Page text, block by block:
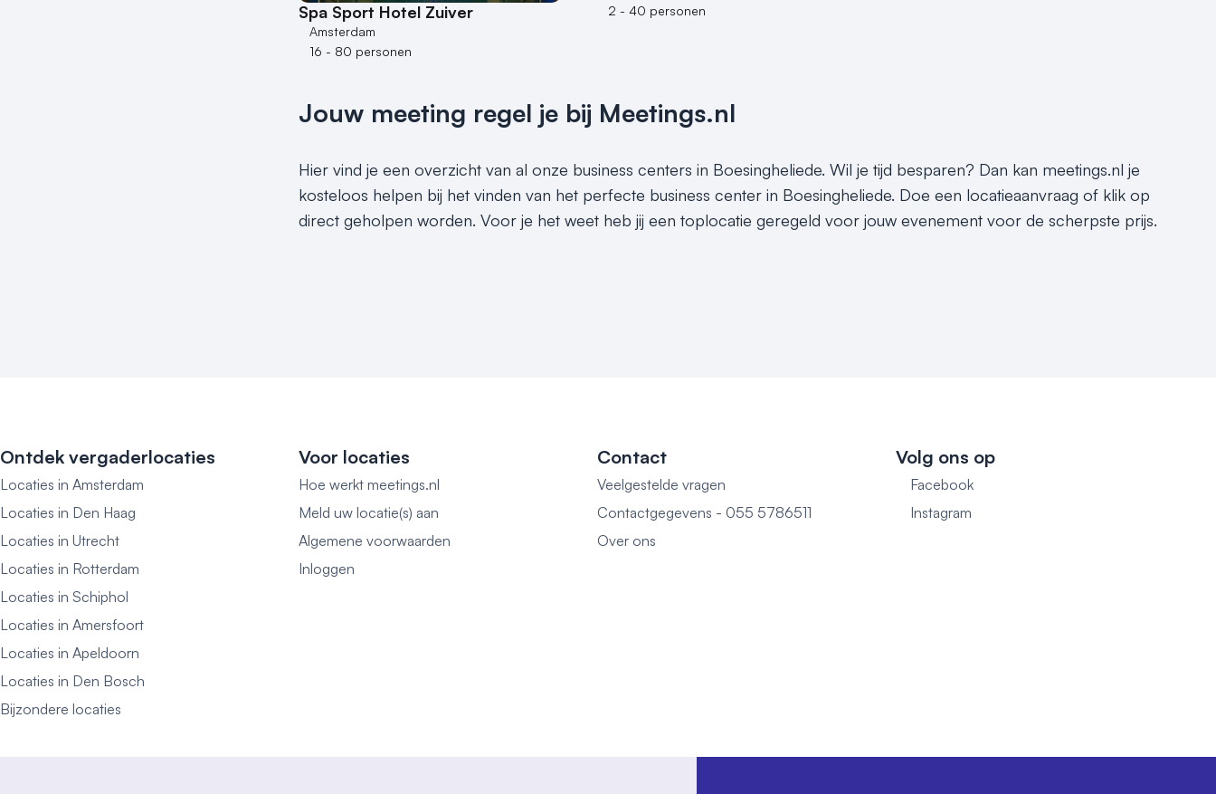
Spa Sport Hotel Zuiver
Amsterdam
16 - 80 personen
2 - 40 personen
Jouw meeting regel je bij Meetings.nl
Hier vind je een overzicht van al onze business centers in Boesingheliede. Wil je tijd besparen? Dan kan meetings.nl je
kosteloos helpen bij het vinden van het perfecte business center in Boesingheliede. Doe een locatieaanvraag of klik op
direct geholpen worden. Voor je het weet heb jij een toplocatie geregeld voor jouw evenement voor de scherpste prijs.
Ontdek vergaderlocaties
Locaties in Amsterdam
Locaties in Den Haag
Locaties in Utrecht
Locaties in Rotterdam
Locaties in Schiphol
Locaties in Amersfoort
Locaties in Apeldoorn
Locaties in Den Bosch
Bijzondere locaties
Voor locaties
Hoe werkt meetings.nl
Meld uw locatie(s) aan
Algemene voorwaarden
Inloggen
Contact
Veelgestelde vragen
Contactgegevens - 055 5786511
Over ons
Volg ons op
Facebook
Instagram